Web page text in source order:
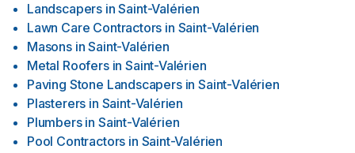
Landscapers in Saint-Valérien
Lawn Care Contractors in Saint-Valérien
Masons in Saint-Valérien
Metal Roofers in Saint-Valérien
Paving Stone Landscapers in Saint-Valérien
Plasterers in Saint-Valérien
Plumbers in Saint-Valérien
Pool Contractors in Saint-Valérien